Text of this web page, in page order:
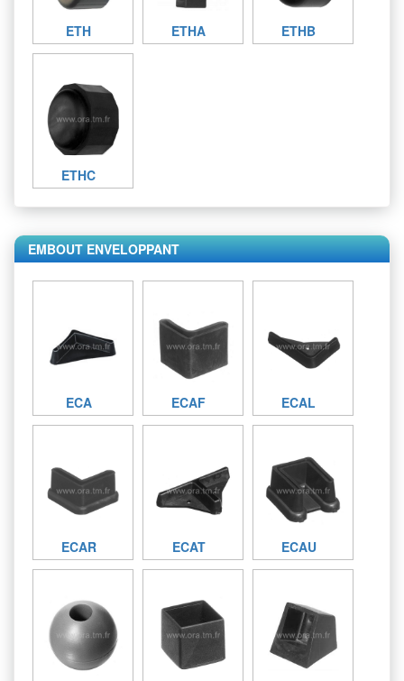
ETH ETHA ETHB
ETHC
EMBOUT ENVELOPPANT
ECA ECAF ECAL
ECAR ECAT ECAU